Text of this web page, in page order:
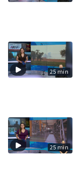
25 min
25 min